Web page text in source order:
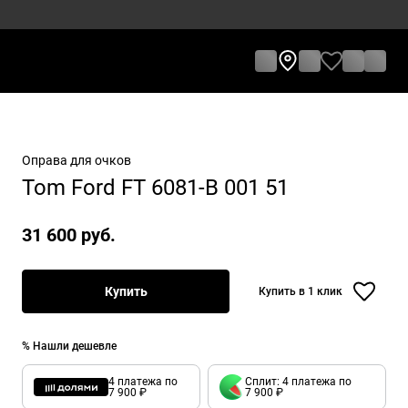
Оправа для очков
Tom Ford FT 6081-B 001 51
31 600 руб.
Купить Купить в 1 клик
% Нашли дешевле
4 платежа по
7 900 ₽
Сплит: 4 платежа по
7 900 ₽